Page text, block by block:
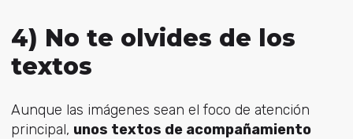
4) No te olvides de los
textos
Aunque las imágenes sean el foco de atención
principal, unos textos de acompañamiento